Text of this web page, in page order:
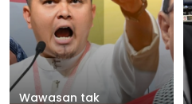
Wawasan tak